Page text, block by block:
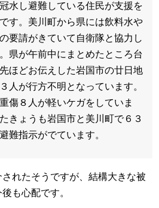
水し避難している住民が支援を
す。美川町から県には飲料水や
要請がきていて自衛隊と協力し
県が午前中にまとめたところ台
ほどお伝えした岩国市の廿日地
人が行方不明となっています。
傷８人が軽いケガをしていま
きょうも岩国市と美川町で６３
難指示がでています。
れたそうですが、結構大きな被
も心配です。